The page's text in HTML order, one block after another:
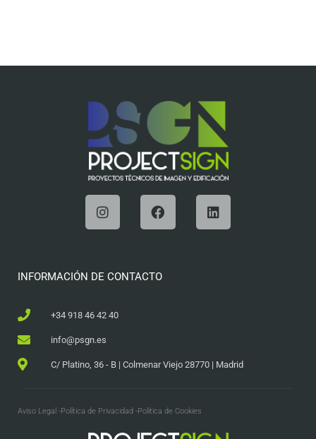
INFORMACIÓN DE CONTACTO
+34 918 46 42 40
info@psgn.es
C/ Platino, 36 - B | Colmenar Viejo 28770 | Madrid
Aviso Legal -Política de Privacidad -Política de Cookies